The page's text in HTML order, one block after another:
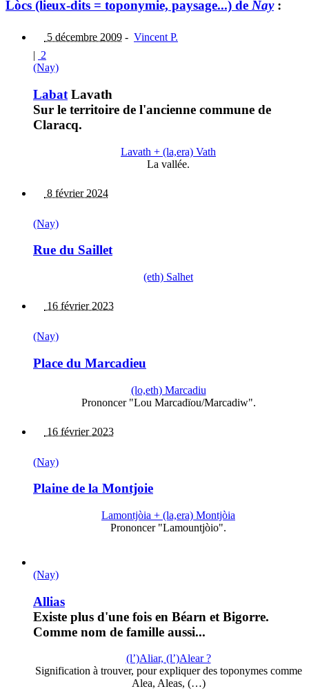
Lòcs (lieux-dits = toponymie, paysage...) de Nay:
5 décembre 2009 - Vincent P.
| 2
(Nay)
Labat Lavath
Sur le territoire de l'ancienne commune de
Claracq.
Lavath + (la,era) Vath
La vallée.
8 février 2024
(Nay)
Rue du Saillet
(eth) Salhet
16 février 2023
(Nay)
Place du Marcadieu
(lo,eth) Marcadiu
Prononcer "Lou Marcadïou/Marcadiw".
16 février 2023
(Nay)
Plaine de la Montjoie
Lamontjòia + (la,era) Montjòia
Prononcer "Lamountjòio".
(Nay)
Allias
Existe plus d'une fois en Béarn et Bigorre.
Comme nom de famille aussi...
(l’)Aliar, (l’)Alear ?
Signification à trouver, pour expliquer des toponymes comme
Alea, Aleas, (…)